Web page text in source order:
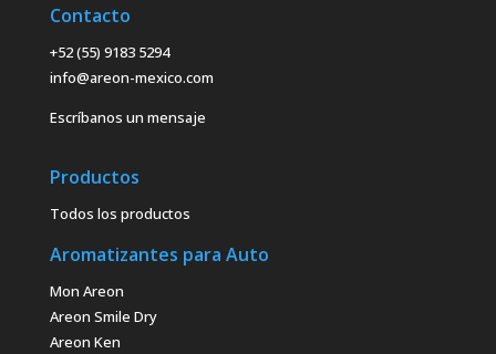
Contacto
+52 (55) 9183 5294
info@areon-mexico.com
Escríbanos un mensaje
Productos
Todos los productos
Aromatizantes para Auto
Mon Areon
Areon Smile Dry
Areon Ken